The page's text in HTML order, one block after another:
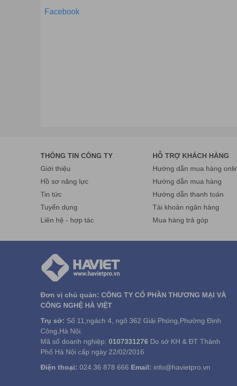
Facebook
THÔNG TIN CÔNG TY
Giới thiệu
Hồ sơ năng lực
Tin tức
Tuyển dụng
Liên hệ - hợp tác
HỖ TRỢ KHÁCH HÀNG
Hướng dẫn mua hàng
Hướng dẫn mua hàng
Hướng dẫn thanh toán
Tài khoản ngân hàng
Mua hàng trả góp
Đơn vị chủ quản: CÔNG TY CỔ PHẦN THƯƠNG MẠI VÀ
CÔNG NGHỆ HÀ VIỆT
Trụ sở: Số 11,ngách 4, ngõ 362 Giải Phóng,Phường Định
Công,Hà Nội.
Mã số doanh nghiệp: 0107331276 Do sở KH & ĐT Thành
Phố Hà Nội cấp ngày 22/02/2016
Điện thoại: 024.36 878 666 Email: info@havietpro.vn